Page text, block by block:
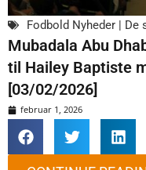
Fodbold Nyheder | De
Mubadala Abu
til Hailey Baptiste
[03/02/2026]
februar 1, 2026